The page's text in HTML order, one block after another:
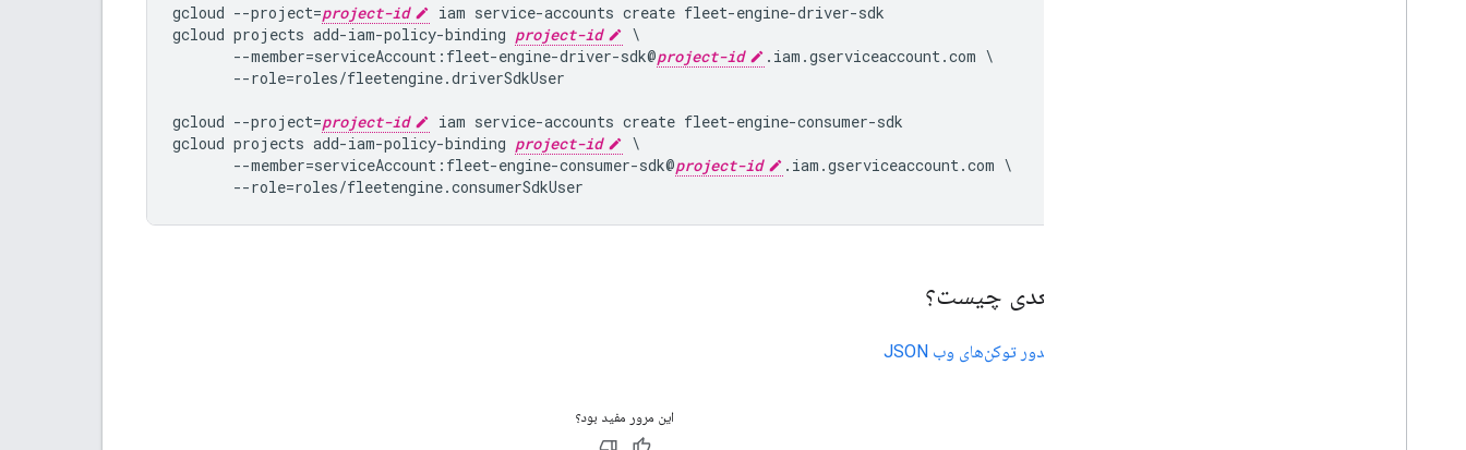
gcloud --project=project-id
iam service-accounts create fleet-engine-driver-sdk
gcloud projects add-iam-policy-binding project-id
\
       --member=serviceAccount:fleet-engine-driver-sdk@
project-id
.iam.gserviceaccount.com \
       --role=roles/fleetengine.driverSdkUser
gcloud --project=project-id
iam service-accounts create fleet-engine-consumer-sdk
gcloud projects add-iam-policy-binding project-id
\
       --member=serviceAccount:fleet-engine-consumer-sdk@
project-id
.iam.gserviceaccount.com \
قدم بعدی چیست؟
صدور توکن‌های وب JSON
این مرور مفید بود؟